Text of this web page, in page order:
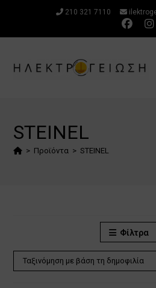
περιεχόμενο
210 321 7110
STEINEL
> Προϊόντα > STEINEL
Φίλτρα
Ταξινόμηση με βάση τη δημοφιλία